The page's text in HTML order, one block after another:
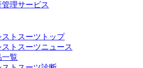
管理サービス
ストスーツトップ
ストスーツニュース
一覧